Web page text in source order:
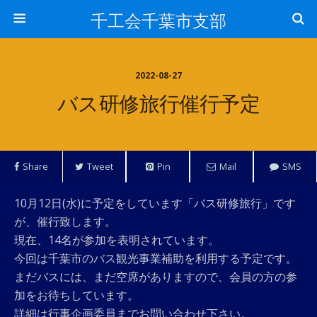
千工会千葉市支部
2022-08-27
バス研修旅行催行予定
Share Tweet Pin Mail SMS
10月12日(水)に予定をしています「バス研修旅行」です
が、催行致します。
現在、14名が参加を表明されています。
今回は千葉市のバス観光事業補助を利用する予定です。
まだバスには、まだ空席がありますので、会員の方の参
加をお待ちしています。
詳細は行事企画委員までお問い合わせ下さい。